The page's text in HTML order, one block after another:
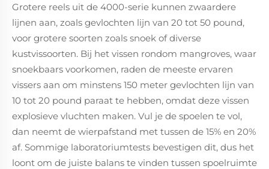
Grotere reels uit de 4000-serie kunnen zwaardere
lijnen aan, zoals gevlochten lijn van 20 tot 50 pound,
voor grotere soorten zoals snoek of diverse
kustvissoorten. Bij het vissen rondom mangroves, waar
snoekbaars voorkomen, raden de meeste ervaren
vissers aan om minstens 150 meter gevlochten lijn van
10 tot 20 pound paraat te hebben, omdat deze vissen
explosieve vluchten maken. Vul je de spoelen te vol,
dan neemt de wierpafstand met tussen de 15% en 20%
af. Sommige laboratoriumtests bevestigen dit, dus het
loont om de juiste balans te vinden tussen spoelruimte